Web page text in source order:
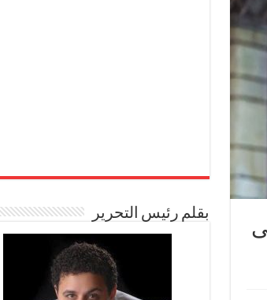
بقلم رئيس التحرير